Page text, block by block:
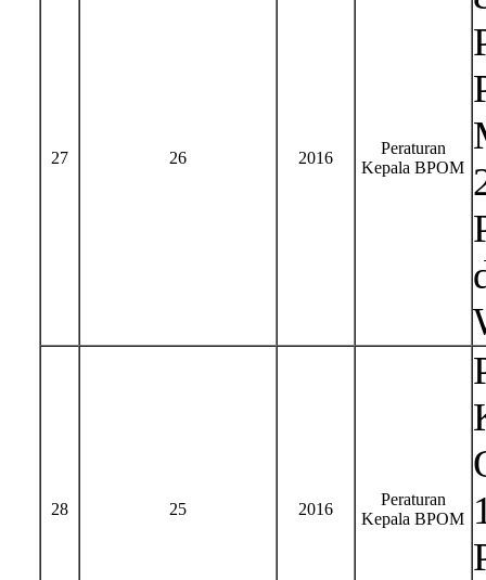
27 26 2016
Peraturan
Kepala BPOM
28 25 2016
Peraturan
Kepala BPOM